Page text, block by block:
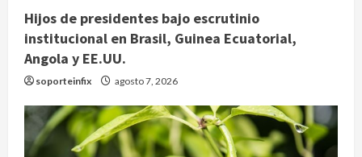
Hijos de presidentes bajo escrutinio
institucional en Brasil, Guinea Ecuatorial,
Angola y EE.UU.
soporteinfix agosto 7, 2026